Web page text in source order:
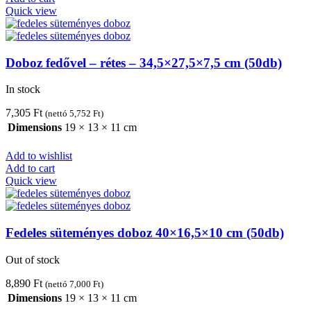
Quick view
Doboz fedővel – rétes – 34,5×27,5×7,5 cm (50db)
In stock
7,305 Ft (nettó 5,752 Ft)
Dimensions 19 × 13 × 11 cm
Add to wishlist
Add to cart
Quick view
Fedeles süteményes doboz 40×16,5×10 cm (50db)
Out of stock
8,890 Ft (nettó 7,000 Ft)
Dimensions 19 × 13 × 11 cm